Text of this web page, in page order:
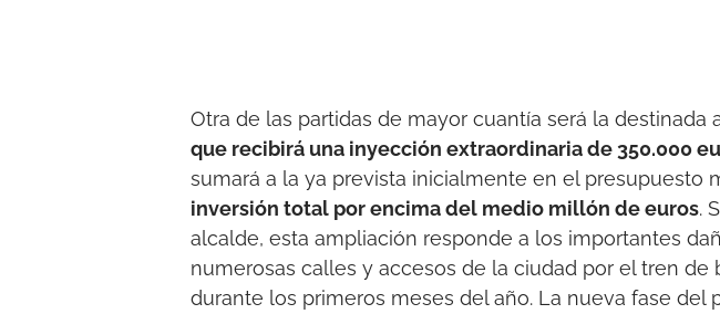
Otra de las partidas de mayor cuantía será la destinada
que recibirá una inyección extraordinaria de 350.000
sumará a la ya prevista inicialmente en el presupuesto
inversión total por encima del medio millón de euros.
alcalde, esta ampliación responde a los importantes
numerosas calles y accesos de la ciudad por el tren de
durante los primeros meses del año. La nueva fase del